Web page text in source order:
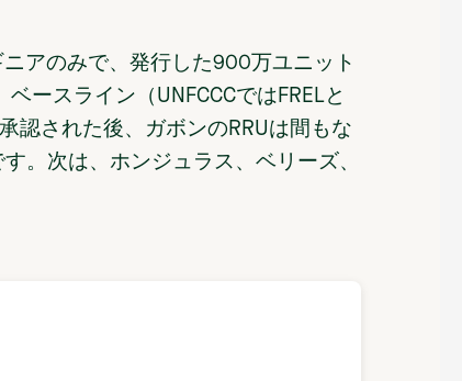
アのみで、発行した900万ユニット
ースライン（UNFCCCではFRELと
認された後、ガボンのRRUは間もな
。次は、ホンジュラス、ベリーズ、